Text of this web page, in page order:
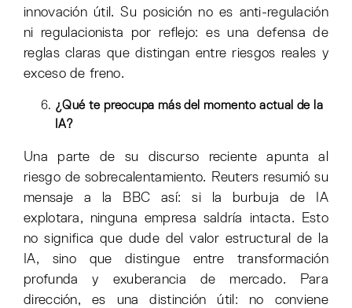
innovación útil. Su posición no es anti-regulación
ni regulacionista por reflejo: es una defensa de
reglas claras que distingan entre riesgos reales y
exceso de freno.
¿Qué te preocupa más del momento actual de la
IA?
Una parte de su discurso reciente apunta al
riesgo de sobrecalentamiento. Reuters resumió su
mensaje a la BBC así: si la burbuja de IA
explotara, ninguna empresa saldría intacta. Esto
no significa que dude del valor estructural de la
IA, sino que distingue entre transformación
profunda y exuberancia de mercado. Para
dirección, es una distinción útil: no conviene